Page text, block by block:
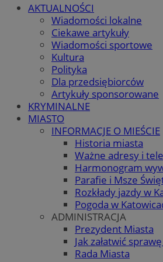
AKTUALNOŚCI
Wiadomości lokalne
Ciekawe artykuły
Wiadomości sportowe
Kultura
Polityka
Dla przedsiębiorców
Artykuły sponsorowane
KRYMINALNE
MIASTO
INFORMACJE O MIEŚCIE
Historia miasta
Ważne adresy i
Harmonogram
Parafie i Msze
Rozkłady jazdy w
Pogoda w
ADMINISTRACJA
Prezydent Miasta
Jak załatwić
Rada Miasta